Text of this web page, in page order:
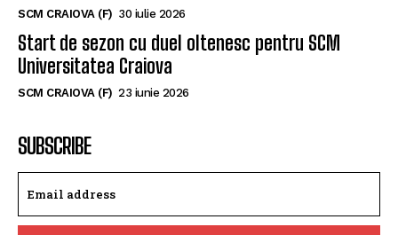
SCM CRAIOVA (F) 30 iulie 2026
Start de sezon cu duel oltenesc pentru SCM
Universitatea Craiova
SCM CRAIOVA (F) 23 iunie 2026
SUBSCRIBE